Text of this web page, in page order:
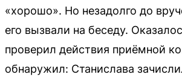
«хорошо». Но незадолго до
его вызвали на беседу.
проверил действия приёмной
обнаружил: Станислава